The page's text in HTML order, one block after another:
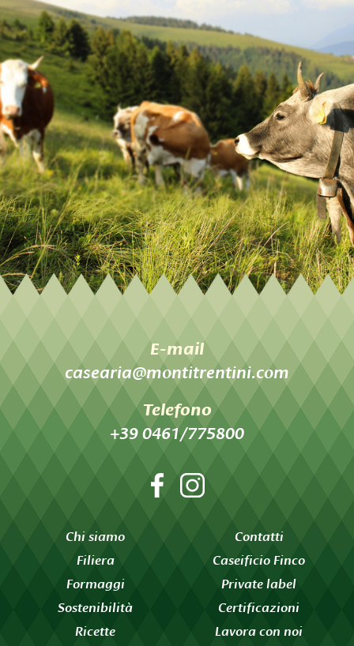
Chi siamo
Filiera
Formaggi
Sostenibilità
Ricette
Contatti
Caseificio Finco
Private label
Certificazioni
Lavora con noi
E-mail
casearia@montitrentini.com
Telefono
+39 0461/775800